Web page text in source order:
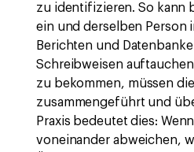
zu identifizieren. So kann
ein und derselben Person
Berichten und
Schreibweisen
zu bekommen, müssen
zusammengeführt und
Praxis bedeutet dies:
voneinander abweichen,